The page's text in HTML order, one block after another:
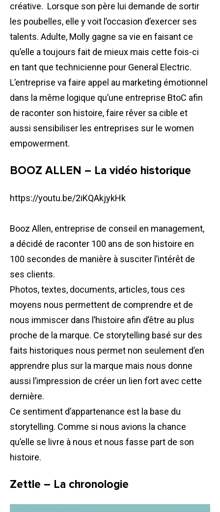
créative. Lorsque son père lui demande de sortir
les poubelles, elle y voit l’occasion d’exercer ses
talents. Adulte, Molly gagne sa vie en faisant ce
qu’elle a toujours fait de mieux mais cette fois-ci
en tant que technicienne pour General Electric.
L’entreprise va faire appel au marketing émotionnel
dans la même logique qu’une entreprise BtoC afin
de raconter son histoire, faire rêver sa cible et
aussi sensibiliser les entreprises sur le women
empowerment.
BOOZ ALLEN – La vidéo historique
https://youtu.be/2iKQAkjykHk
Booz Allen, entreprise de conseil en management,
a décidé de raconter 100 ans de son histoire en
100 secondes de manière à susciter l’intérêt de
ses clients.
Photos, textes, documents, articles, tous ces
moyens nous permettent de comprendre et de
nous immiscer dans l’histoire afin d’être au plus
proche de la marque. Ce storytelling basé sur des
faits historiques nous permet non seulement d’en
apprendre plus sur la marque mais nous donne
aussi l’impression de créer un lien fort avec cette
dernière.
Ce sentiment d’appartenance est la base du
storytelling. Comme si nous avions la chance
qu’elle se livre à nous et nous fasse part de son
histoire.
Zettle – La chronologie